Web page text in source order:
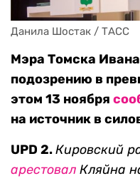
Данила Шостак / ТАСС
Мэра Томска
подозрению в
этом 13 ноября
на источник в
UPD 2.Кировский
арестовал Кляйна